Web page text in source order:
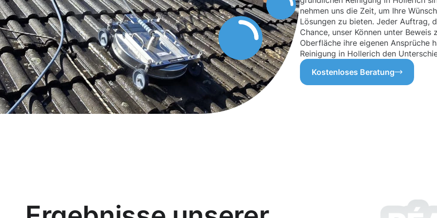
nehmen uns die Zeit, um Ihre
Lösungen zu bieten. Jeder Auftrag,
Chance, unser Können unter
Oberfläche ihre eigenen Ansprüche
Reinigung in Hollerich den
Kostenloses Beratung